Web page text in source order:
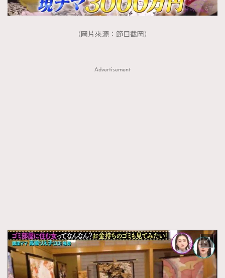
（圖片來源：節目截圖）
Advertisement